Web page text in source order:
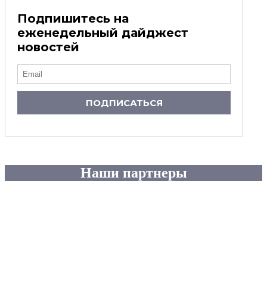
Подпишитесь на
еженедельный дайджест
новостей
ПОДПИСАТЬСЯ
Наши партнеры